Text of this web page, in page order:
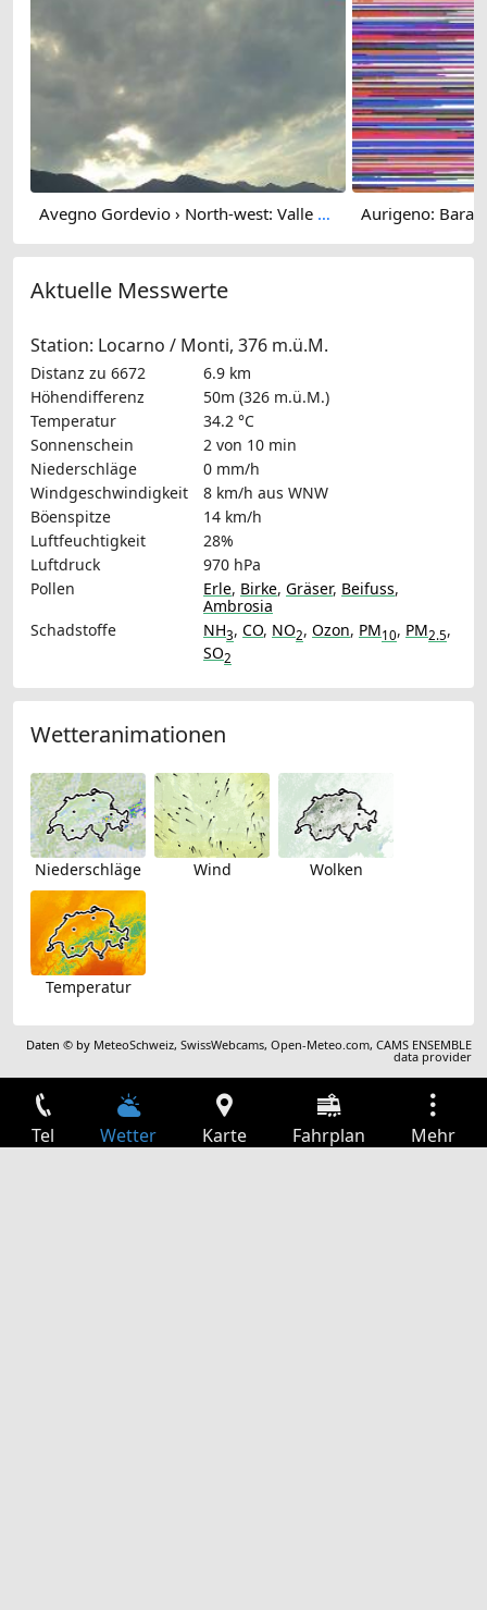
Avegno Gordevio › North-west: Valle Maggia - Vallemaggia
Aktuelle Messwerte
Station: Locarno / Monti, 376 m.ü.M.
Distanz zu 6672
6.9 km
Höhendifferenz
50m (326 m.ü.M.)
Temperatur
34.2 °C
Sonnenschein
2 von 10 min
Niederschläge
0 mm/h
Windgeschwindigkeit
8 km/h aus WNW
Böenspitze
14 km/h
Luftfeuchtigkeit
28%
Luftdruck
970 hPa
Pollen
Erle, Birke, Gräser, Beifuss,
Ambrosia
Schadstoffe
NH3, CO, NO2, Ozon, PM10, PM2.5,
SO2
Wetteranimationen
Niederschläge Wind Wolken
Temperatur
Daten © by MeteoSchweiz,SwissWebcams,Open-Meteo.com,CAMS ENSEMBLE
data provider
Tel Wetter Karte Fahrplan Mehr